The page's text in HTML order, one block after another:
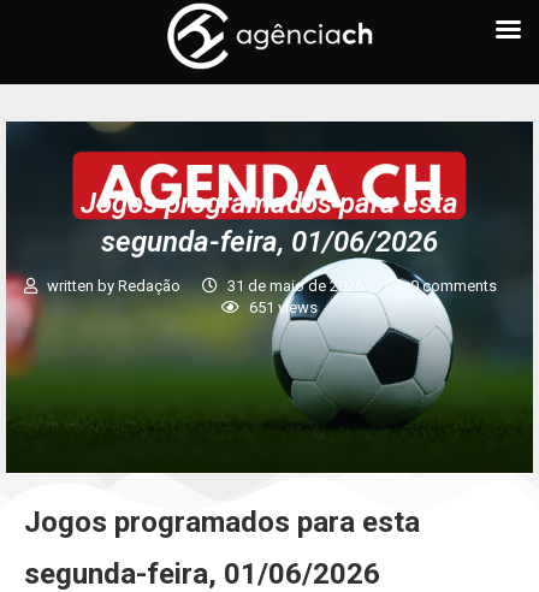
Jogos programados para esta
segunda-feira, 01/06/2026
written by Redação 31 de maio de 2026
0 comments
651 views
Jogos programados para esta
segunda-feira, 01/06/2026